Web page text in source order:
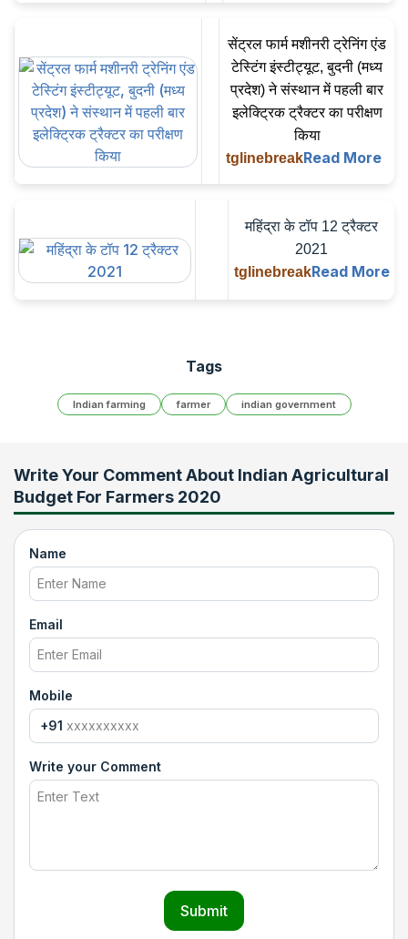
सेंट्रल फार्म मशीनरी ट्रेनिंग एंड
टेस्टिंग इंस्टीट्यूट, बुदनी (मध्य
प्रदेश) ने संस्थान में पहली बार
इलेक्ट्रिक ट्रैक्टर का परीक्षण
किया
tglinebreakRead More
महिंद्रा के टॉप 12 ट्रैक्टर
2021
tglinebreakRead More
Tags
Indian farming farmer indian government
Write Your Comment About Indian Agricultural
Budget For Farmers 2020
Name
Email
Mobile
+91
Write your Comment
Submit